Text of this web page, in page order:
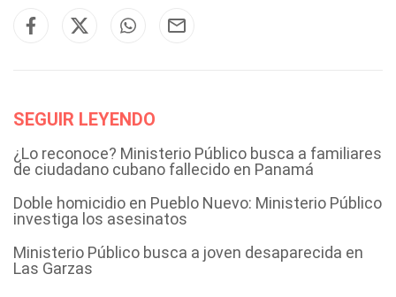
SEGUIR LEYENDO
¿Lo reconoce? Ministerio Público busca a familiares
de ciudadano cubano fallecido en Panamá
Doble homicidio en Pueblo Nuevo: Ministerio Público
investiga los asesinatos
Ministerio Público busca a joven desaparecida en
Las Garzas